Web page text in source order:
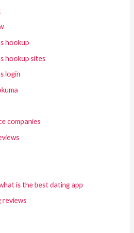
hookup
hookup sites
login
companies
is the best dating app
reviews